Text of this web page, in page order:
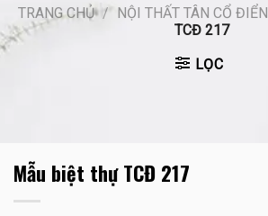
TRANG CHỦ / NỘI THẤT TÂN CỔ ĐIỂN
TCĐ 217
LỌC
Mẫu biệt thự TCĐ 217